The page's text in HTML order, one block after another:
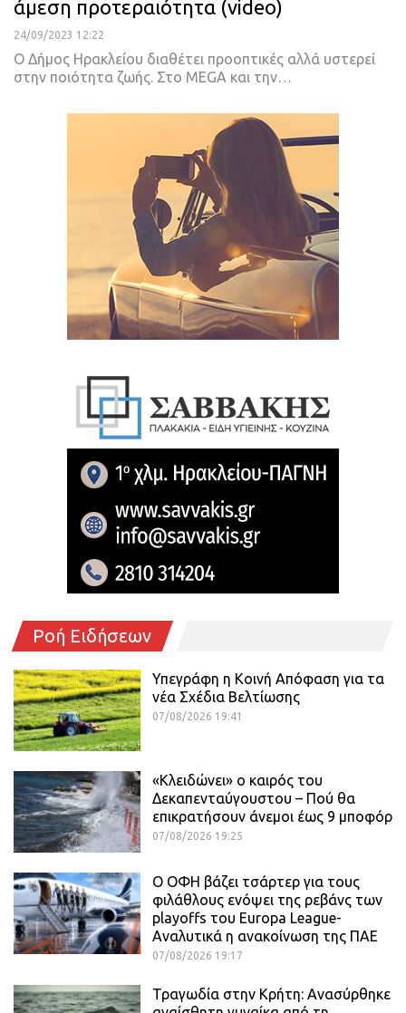
άμεση προτεραιότητα (video)
24/09/2023 12:22
Ο Δήμος Ηρακλείου διαθέτει προοπτικές αλλά υστερεί
στην ποιότητα ζωής. Στο MEGA και την…
Ροή Ειδήσεων
Υπεγράφη η Κοινή Απόφαση για τα
νέα Σχέδια Βελτίωσης
07/08/2026 19:41
«Κλειδώνει» ο καιρός του
Δεκαπενταύγουστου – Πού θα
επικρατήσουν άνεμοι έως 9 μποφόρ
07/08/2026 19:25
Ο ΟΦΗ βάζει τσάρτερ για τους
φιλάθλους ενόψει της ρεβάνς των
playoffs του Europa League-
Αναλυτικά η ανακοίνωση της ΠΑΕ
07/08/2026 19:17
Τραγωδία στην Κρήτη: Ανασύρθηκε